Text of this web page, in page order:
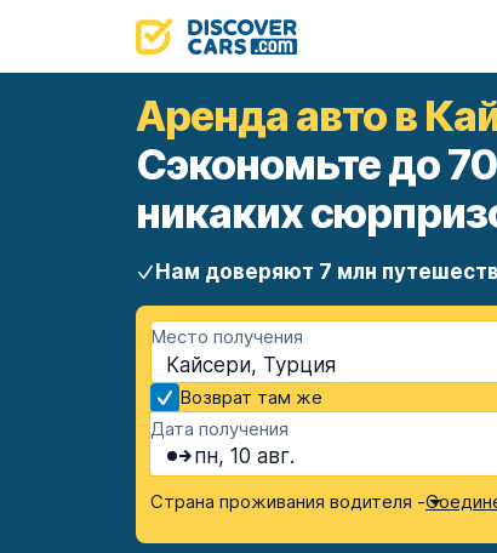
Аренда авто в
Сэкономьте до
никаких
Нам доверяют 7 млн
Место получения
Кайсери, Турция
Возврат там же
Дата получения
пн, 10 авг.
Страна проживания водителя -